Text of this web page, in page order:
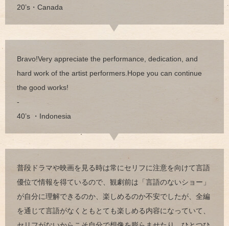
20’s・Canada
Bravo!Very appreciate the performance, dedication, and
hard work of the artist performers.Hope you can continue
the good works!
-
40’s ・Indonesia
普段ドラマや映画を見る時は常にセリフに注意を向けて言語
優位で情報を得ているので、観劇前は「言語のないショー」
が自分に理解できるのか、楽しめるのか不安でしたが、全編
を通じて言語がなくともとても楽しめる内容になっていて、